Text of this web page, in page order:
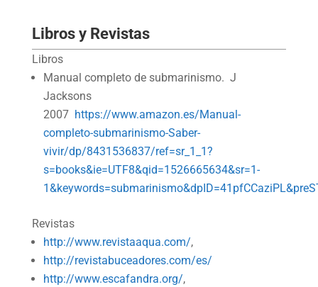
Libros y Revistas
Libros
Manual completo de submarinismo. J
Jacksons
2007 https://www.amazon.es/Manual-
completo-submarinismo-Saber-
vivir/dp/8431536837/ref=sr_1_1?
s=books&ie=UTF8&qid=1526665634&sr=1-
Revistas
http://www.revistaaqua.com/,
http://revistabuceadores.com/es/
http://www.escafandra.org/,